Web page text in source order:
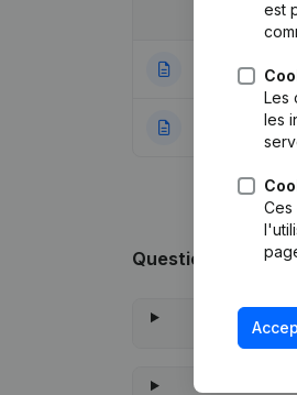
24-11-2021
16-07-2002
Questions
est
Les
les
Ces